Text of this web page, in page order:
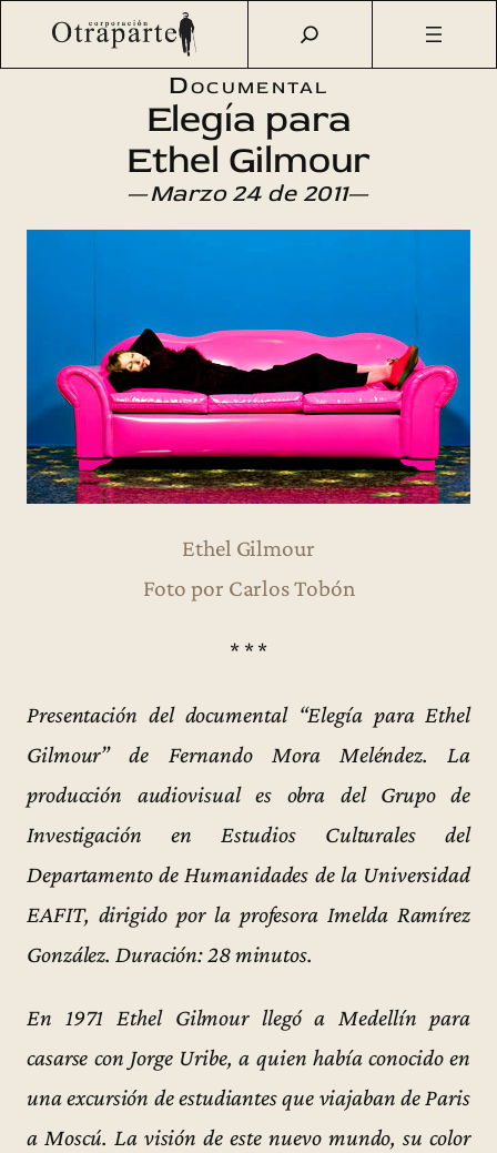
Saltar
Otraparte.org/Agenda Cultural Arte/
Elegía para Ethel
Documental
Elegía para
Ethel Gilmour
—Marzo 24 de 2011—
Ethel Gilmour
Foto por Carlos Tobón
* * *
Presentación del documental “Elegía para Ethel
Gilmour” de Fernando Mora Meléndez. La
producción audiovisual es obra del Grupo de
Investigación en Estudios Culturales del
Departamento de Humanidades de la Universidad
EAFIT, dirigido por la profesora Imelda Ramírez
González. Duración: 28 minutos.
En 1971 Ethel Gilmour llegó a Medellín para
casarse con Jorge Uribe, a quien había conocido en
una excursión de estudiantes que viajaban de Paris
a Moscú. La visión de este nuevo mundo, su color